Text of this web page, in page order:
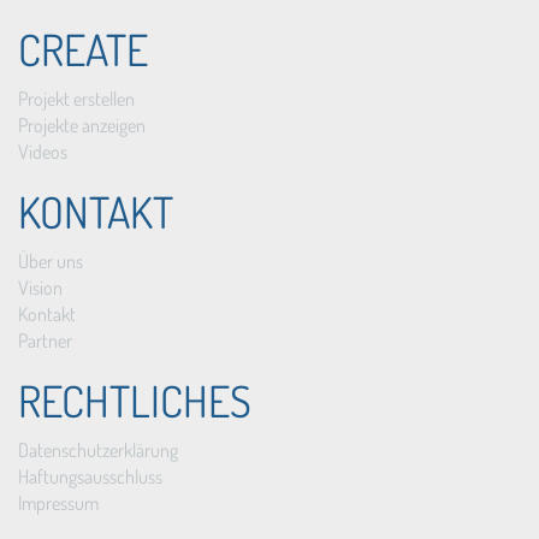
CREATE
Projekt erstellen
Projekte anzeigen
Videos
KONTAKT
Über uns
Vision
Kontakt
Partner
RECHTLICHES
Datenschutzerklärung
Haftungsausschluss
Impressum